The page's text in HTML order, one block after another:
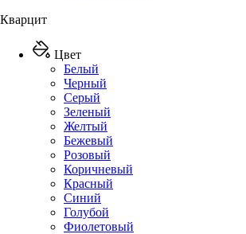
Кварцит
Цвет
Белый
Черный
Серый
Зеленый
Желтый
Бежевый
Розовый
Коричневый
Красный
Синий
Голубой
Фиолетовый